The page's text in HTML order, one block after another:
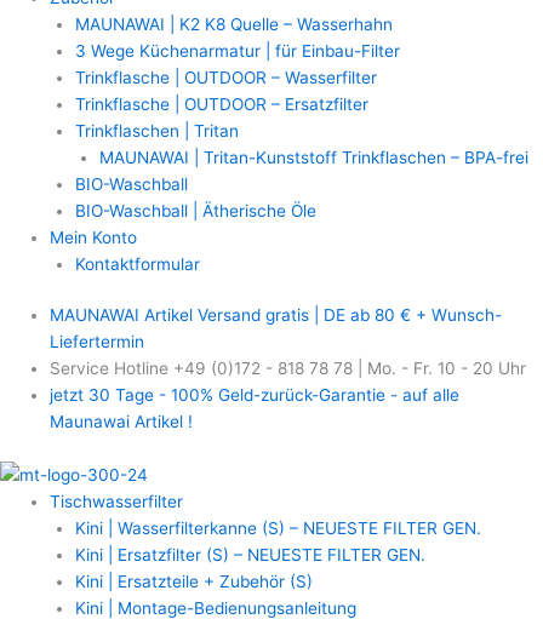
MAUNAWAI | K2 K8 Quelle – Wasserhahn
3 Wege Küchenarmatur | für Einbau-Filter
Trinkflasche | OUTDOOR – Wasserfilter
Trinkflasche | OUTDOOR – Ersatzfilter
Trinkflaschen | Tritan
MAUNAWAI | Tritan-Kunststoff Trinkflaschen – BPA-frei
BIO-Waschball
BIO-Waschball | Ätherische Öle
Mein Konto
Kontaktformular
MAUNAWAI Artikel Versand gratis | DE ab 80 € + Wunsch-
Liefertermin
Service Hotline +49 (0)172 - 818 78 78 | Mo. - Fr. 10 - 20 Uhr
jetzt 30 Tage - 100% Geld-zurück-Garantie - auf alle
Maunawai Artikel !
Tischwasserfilter
Kini | Wasserfilterkanne (S) – NEUESTE FILTER GEN.
Kini | Ersatzfilter (S) – NEUESTE FILTER GEN.
Kini | Ersatzteile + Zubehör (S)
Kini | Montage-Bedienungsanleitung